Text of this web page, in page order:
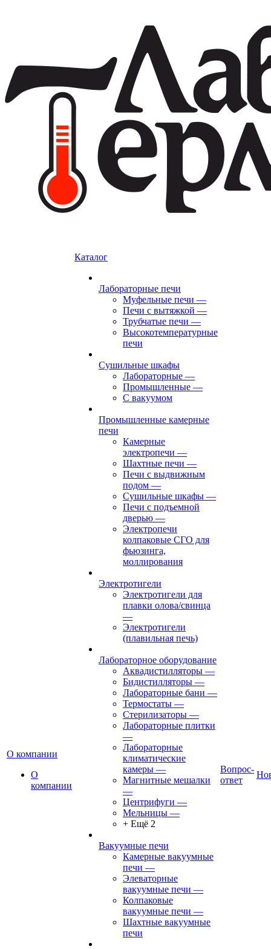
О компании
О
компании
Каталог
Лабораторные печи
Муфельные печи —
Печи с вытяжкой —
Трубчатые печи —
Высокотемпературные
печи
Сушильные шкафы
Лабораторные —
Промышленные —
С вакуумом
Промышленные камерные
печи
Камерные
электропечи —
Шахтные печи —
Печи с выдвижным
подом —
Сушильные шкафы —
Печи с подъемной
дверью —
Электропечи
колпаковые СГО для
фьюзинга,
моллирования
Электротигели
Электротигели для
плавки олова/свинца
—
Электротигели
(плавильная печь)
Лабораторное оборудование
Аквадистилляторы —
Бидистилляторы —
Лабораторные бани —
Термостаты —
Стерилизаторы —
Лабораторные плитки
—
Лабораторные
климатические
камеры —
Магнитные мешалки
—
Центрифуги —
Мельницы —
+ Ещё 2
Вакуумные печи
Камерные вакуумные
печи —
Элеваторные
вакуумные печи —
Колпаковые
вакуумные печи —
Шахтные вакуумные
печи
Вопрос-
ответ